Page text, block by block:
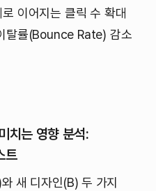
이어지는 클릭 수 확대
탈률(Bounce Rate) 감소
치는 영향 분석:
트
새 디자인(B) 두 가지